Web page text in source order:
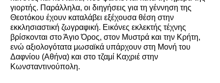
γιορτής. Παράλληλα, οι διηγήσεις για τη γέννηση της
Θεοτόκου έχουν καταλάβει εξέχουσα θέση στην
εκκλησιαστική ζωγραφική. Εικόνες εκλεκτής τέχνης
βρίσκονται στο Άγιο Όρος, στον Μυστρά και την Κρήτη,
ενώ αξιολογότατα μωσαϊκά υπάρχουν στη Μονή του
Δαφνίου (Αθήνα) και στο τζαμί Καχριέ στην
Κωνσταντινούπολη.